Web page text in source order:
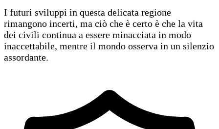
I futuri sviluppi in questa delicata regione
rimangono incerti, ma ciò che è certo è che la vita
dei civili continua a essere minacciata in modo
inaccettabile, mentre il mondo osserva in un silenzio
assordante.